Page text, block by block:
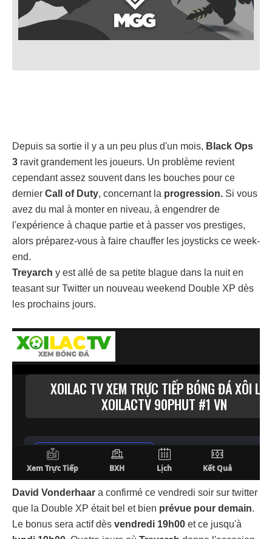
Depuis sa sortie il y a un peu plus d'un mois, Black Ops
3 ravit grandement les joueurs. Un problème revient
cependant assez souvent dans les bouches pour ce
dernier Call of Duty, concernant la progression. Si vous
avez du mal à monter en niveau, à engendrer de
l'expérience à chaque partie et à passer vos prestiges,
alors préparez-vous à faire chauffer les joysticks ce week-
end.
Treyarch y est allé de sa petite blague dans la nuit en
teasant sur Twitter un nouveau weekend Double XP dès
les prochains jours.
David Vonderhaar a confirmé ce vendredi soir sur twitter
que la Double XP était bel et bien prévue pour demain.
Le bonus sera actif dès vendredi 19h00 et ce jusqu'à